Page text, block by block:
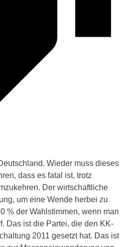
Wieder muss dieses
dass es fatal ist, trotz
Der wirtschaftliche
um eine Wende herbei zu
% der Wahlstimmen, wenn man
Das ist die Partei, die den KK-
2011 gesetzt hat. Das ist